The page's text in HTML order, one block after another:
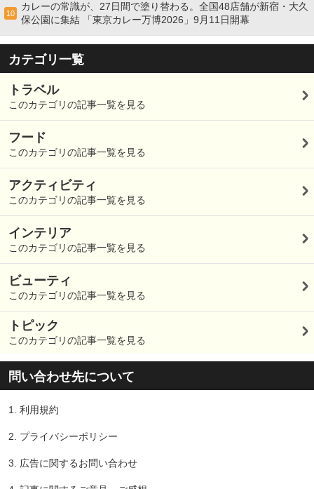
10
カレーの常識が、27日間で塗り替わる。全国48店舗が新宿・大久
保公園に集結 「東京カレー万博2026」9月11日開幕
カテゴリ一覧
トラベル
このカテゴリの記事一覧を見る
フード
このカテゴリの記事一覧を見る
アクティビティ
このカテゴリの記事一覧を見る
インテリア
このカテゴリの記事一覧を見る
ビューティ
このカテゴリの記事一覧を見る
トピック
このカテゴリの記事一覧を見る
問い合わせ先について
1. 利用規約
2. プライバシーポリシー
3. 広告に関するお問い合わせ